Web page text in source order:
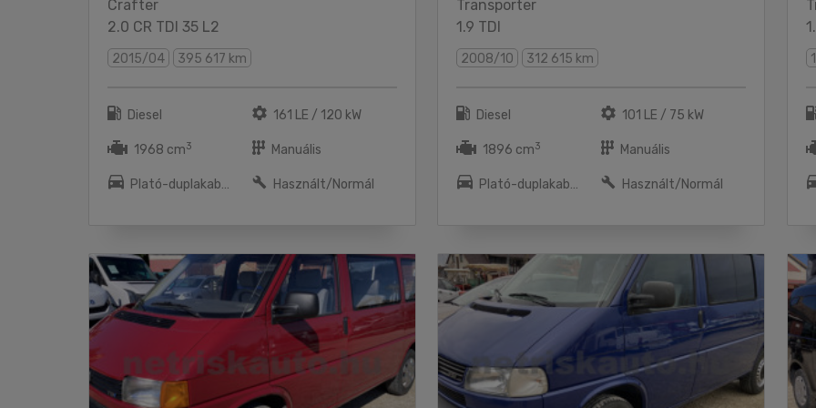
Crafter
2.0 CR TDI 35 L2
2015/04 395 617 km
Diesel 161 LE / 120 kW
1968 cm3 Manuális
Plató-duplakabnin Használt/Normál
Transporter
1.9 TDI
2008/10 312 615 km
Diesel 101 LE / 75 kW
1896 cm3 Manuális
Plató-duplakabnin Használt/Normál